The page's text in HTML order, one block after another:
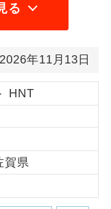
る
2026年11月13日
HNT
賀県
加料金がかからない
いただけるコースで
ただけるコースで
制限があるコース
ので、ご出発の計
。